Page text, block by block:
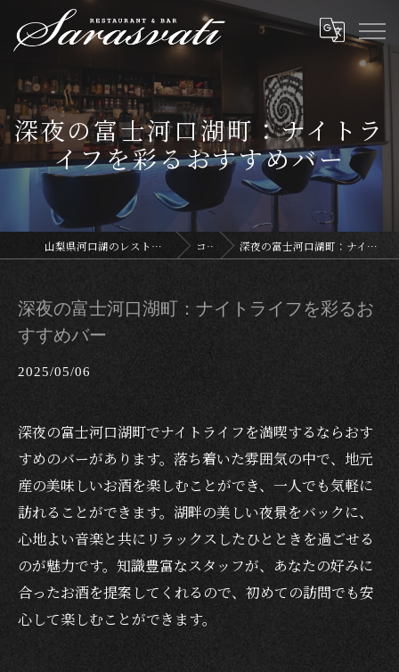
深夜の富士河口湖町：ナイトラ
イフを彩るおすすめバー
山梨県河口湖のレストランならサラスヴァティー コラム 深夜の富士河口湖町：ナイトライフを彩るおすすめバー
深夜の富士河口湖町：ナイトライフを彩るお
すすめバー
2025/05/06
深夜の富士河口湖町でナイトライフを満喫するならおす
すめのバーがあります。落ち着いた雰囲気の中で、地元
産の美味しいお酒を楽しむことができ、一人でも気軽に
訪れることができます。湖畔の美しい夜景をバックに、
心地よい音楽と共にリラックスしたひとときを過ごせる
のが魅力です。知識豊富なスタッフが、あなたの好みに
合ったお酒を提案してくれるので、初めての訪問でも安
心して楽しむことができます。